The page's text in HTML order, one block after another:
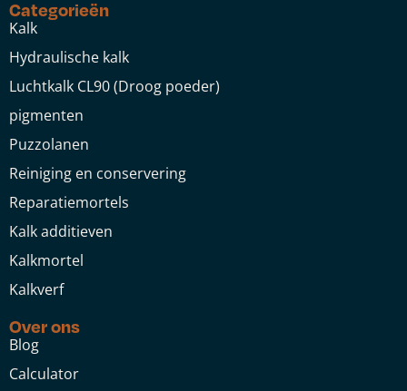
Categorieën
Kalk
Hydraulische kalk
Luchtkalk CL90 (Droog poeder)
pigmenten
Puzzolanen
Reiniging en conservering
Reparatiemortels
Kalk additieven
Kalkmortel
Kalkverf
Over ons
Blog
Calculator